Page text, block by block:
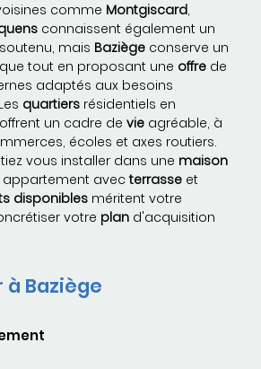
comme Montgiscard,
connaissent également un
mais Baziège conserve un
tout en proposant une offre de
adaptés aux besoins
quartiers résidentiels en
un cadre de vie agréable, à
écoles et axes routiers.
vous installer dans une maison
appartement avecterrasse et
disponibles méritent votre
votre plan d'acquisition
Baziège